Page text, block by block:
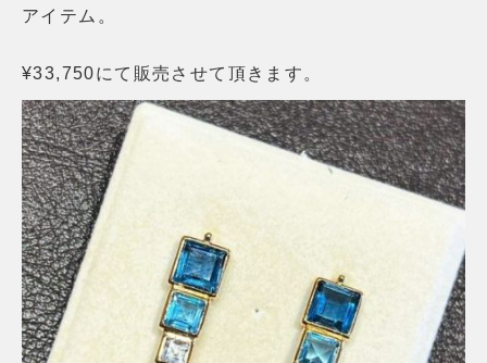
アイテム。
¥33,750にて販売させて頂きます。